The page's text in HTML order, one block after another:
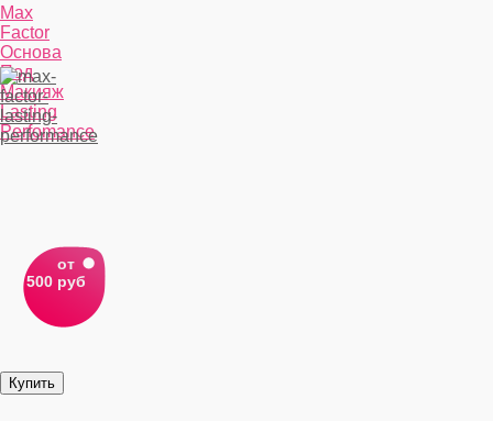
Max
Factor
Основа
Под
Макияж
Lasting
Perfomance
от
500 руб